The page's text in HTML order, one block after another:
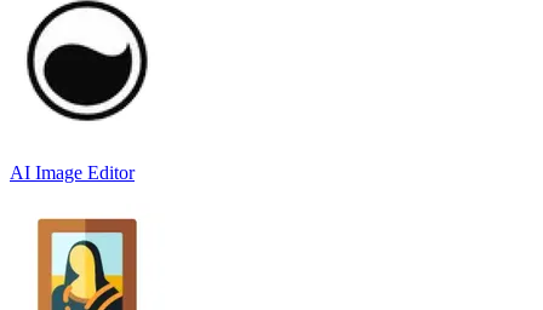
AI Image Editor